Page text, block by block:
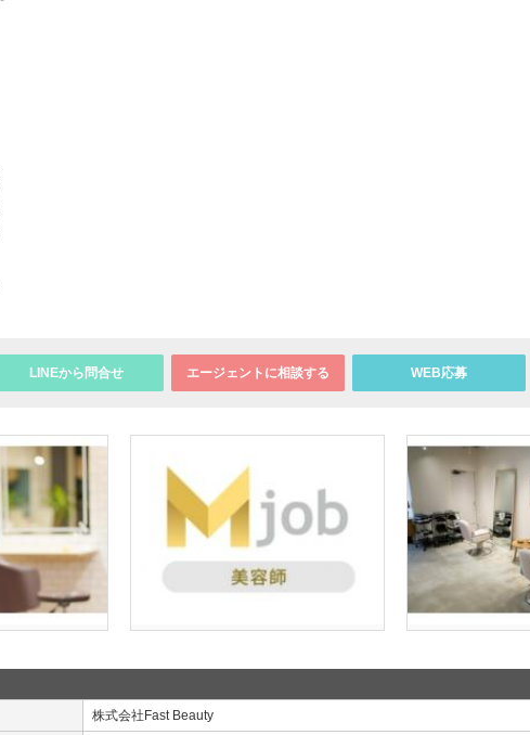
LINEから問合せ エージェントに相談する WEB応募
株式会社Fast Beauty